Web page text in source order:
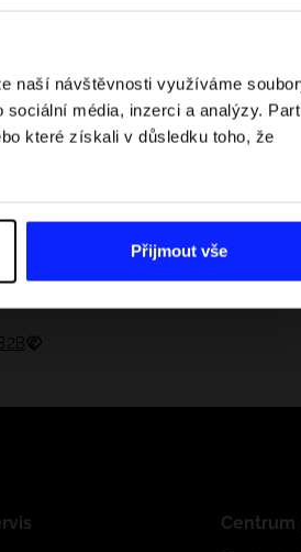
naší návštěvnosti využíváme
média, inzerci a analýzy.
které získali v důsledku toho, že
Přijmout vše
jezdci F1
Jak si sbalit batoh
nepřekročit limity?
Centrum